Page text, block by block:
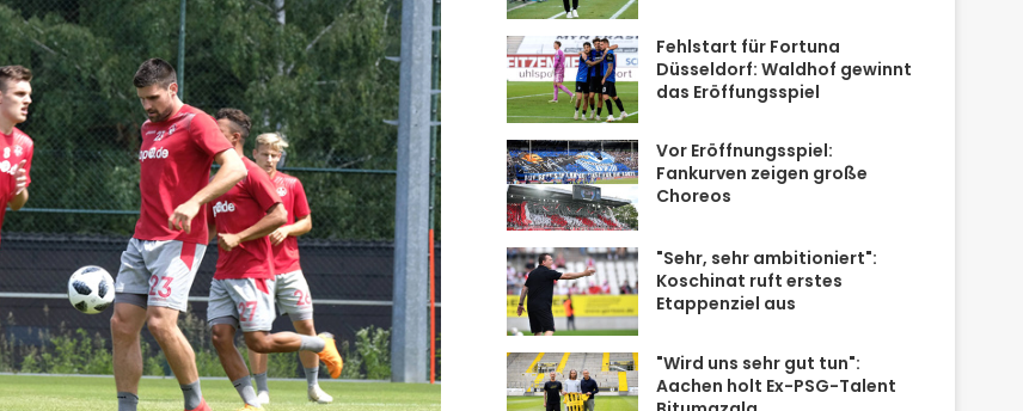
Fehlstart für Fortuna
Düsseldorf: Waldhof gewinnt
das Eröffungsspiel
Vor Eröffnungsspiel:
Fankurven zeigen große
Choreos
"Sehr, sehr ambitioniert":
Koschinat ruft erstes
Etappenziel aus
"Wird uns sehr gut tun":
Aachen holt Ex-PSG-Talent